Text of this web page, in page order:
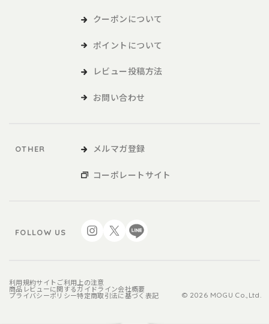
クーポンについて
ポイントについて
レビュー投稿方法
お問い合わせ
OTHER メルマガ登録
コーポレートサイト
FOLLOW US
利用規約サイトご利用上の注意
商品レビューに関するガイドライン会社概要
プライバシーポリシー特定商取引法に基づく表記 © 2026 MOGU Co.,Ltd.